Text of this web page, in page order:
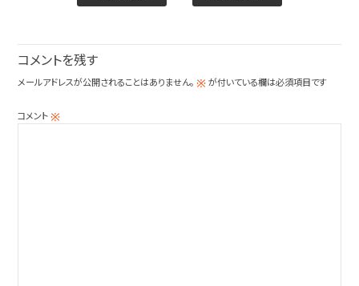
コメントを残す
メールアドレスが公開されることはありません。 ※が付いている欄は必須項目です
コメント※